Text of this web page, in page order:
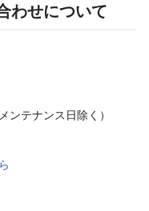
わせについて
テナンス日除く）